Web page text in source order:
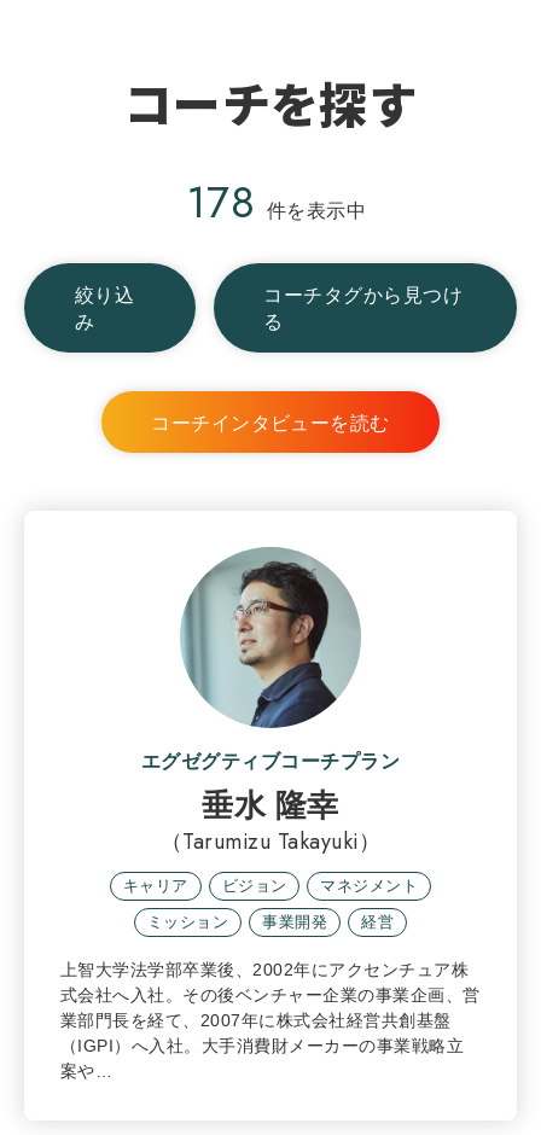
コーチを探す
178 件を表示中
絞り込
み
コーチタグから見つけ
る
コーチインタビューを読む
エグゼグティブコーチプラン
垂水 隆幸
（Tarumizu Takayuki）
キャリア ビジョン
マネジメント
ミッション
事業開発 経営
上智大学法学部卒業後、2002年にアクセンチュア株
式会社へ入社。その後ベンチャー企業の事業企画、営
業部門長を経て、2007年に株式会社経営共創基盤
（IGPI）へ入社。大手消費財メーカーの事業戦略立
案や…